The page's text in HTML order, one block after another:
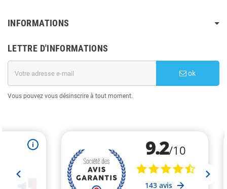
INFORMATIONS
LETTRE D'INFORMATIONS
ok
Vous pouvez vous désinscrire à tout moment.